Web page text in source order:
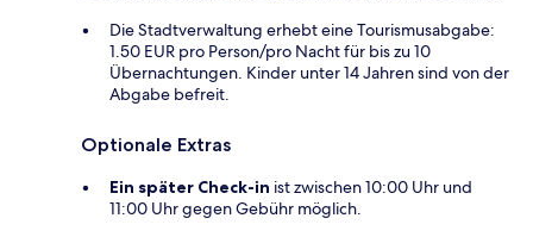
Die Stadtverwaltung erhebt eine Tourismusabgabe:
1.50 EUR pro Person/pro Nacht für bis zu 10
Übernachtungen. Kinder unter 14 Jahren sind von der
Abgabe befreit.
Optionale Extras
Ein später Check-in ist zwischen 10:00 Uhr und
11:00 Uhr gegen Gebühr möglich.